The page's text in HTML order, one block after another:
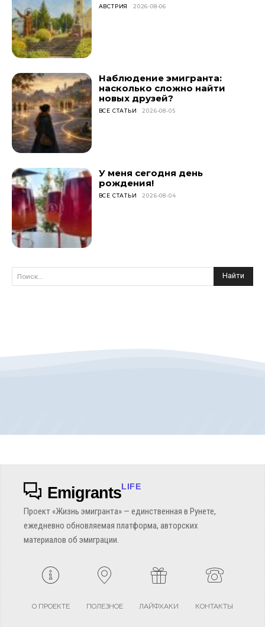
АВСТРИЯ 2026-08-06
Наблюдение эмигранта:
насколько сложно найти
новых друзей?
ВСЕ СТАТЬИ 2026-08-05
У меня сегодня день
рождения!
ВСЕ СТАТЬИ 2026-08-04
Поиск... Найти
EmigrantsLIFE
Проект «Жизнь эмигранта» — единственная в Рунете,
ежедневно обновляемая платформа, авторских
материалов об эмиграции.
О ПРОЕКТЕ ПОЛЕЗНОЕ ЛАЙФХАКИ КОНТАКТЫ